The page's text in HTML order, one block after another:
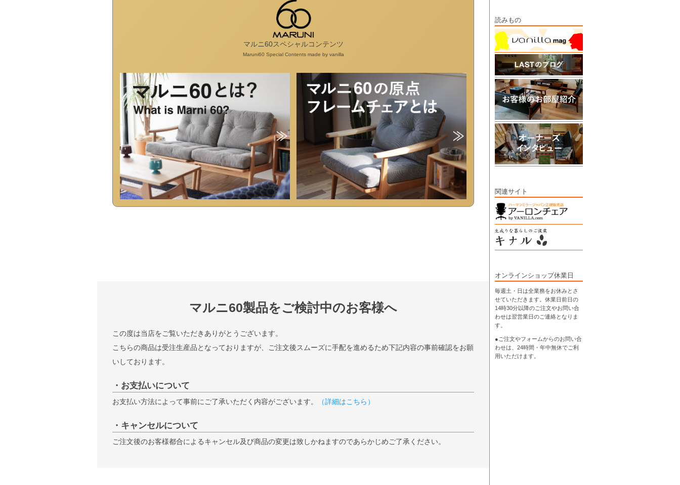
マルニ60スペシャルコンテンツ
Maruni60 Special Contents made by vanilla
マルニ60製品をご検討中のお客様へ
この度は当店をご覧いただきありがとうございます。
こちらの商品は受注生産品となっておりますが、ご注文後スムーズに手配を進めるため下記内容の事前確認をお願
いしております。
・お支払いについて
お支払い方法によって事前にご了承いただく内容がございます。 （詳細はこちら）
・キャンセルについて
ご注文後のお客様都合によるキャンセル及び商品の変更は致しかねますのであらかじめご了承ください。
読みもの
関連サイト
オンラインショップ休業日
毎週土・日は全業務をお休みとさ
せていただきます。休業日前日の
14時30分以降のご注文やお問い合
わせは翌営業日のご連絡となりま
す。
●ご注文やフォームからのお問い合
わせは、 24時間・年中無休でご利
用いただけます。